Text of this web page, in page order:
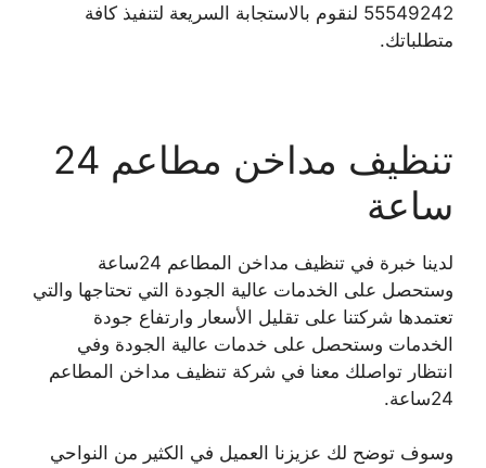
55549242 لنقوم بالاستجابة السريعة لتنفيذ كافة
متطلباتك.
تنظيف مداخن مطاعم 24
ساعة
لدينا خبرة في تنظيف مداخن المطاعم 24ساعة
وستحصل على الخدمات عالية الجودة التي تحتاجها والتي
تعتمدها شركتنا على تقليل الأسعار وارتفاع جودة
الخدمات وستحصل على خدمات عالية الجودة وفي
انتظار تواصلك معنا في شركة تنظيف مداخن المطاعم
24ساعة.
وسوف توضح لك عزيزنا العميل في الكثير من النواحي